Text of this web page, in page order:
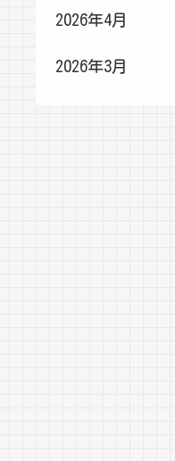
2026年4月
2026年3月